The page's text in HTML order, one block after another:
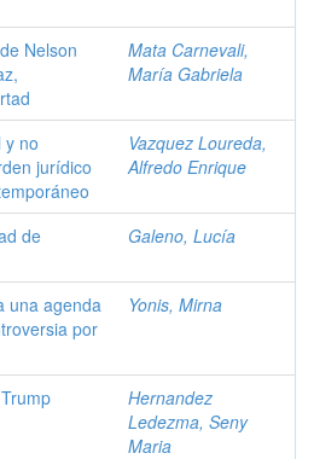
Nelson
Mata Carnevali,
María Gabriela
y no
jurídico
Vazquez Loureda,
Alfredo Enrique
de
Galeno, Lucía
una agenda
por
Yonis, Mirna
Hernandez
Ledezma, Seny
Maria